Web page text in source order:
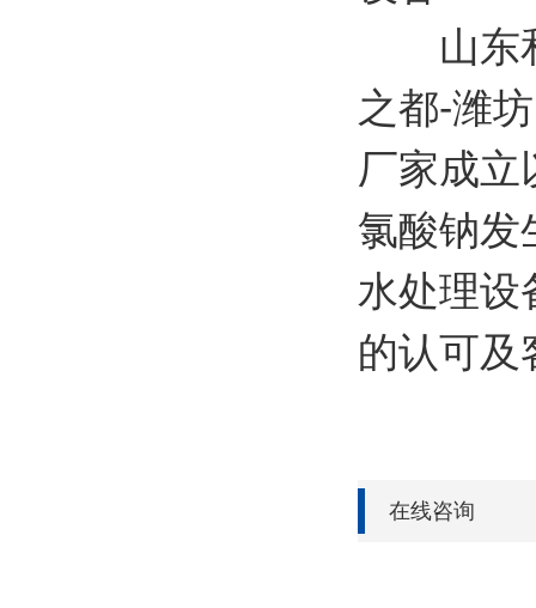
山东和
之都-潍
厂家成立
氯酸钠发
水处理设
的认可及
在线咨询